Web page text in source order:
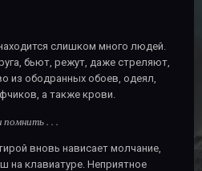
слишком много людей.
бьют, режут, даже стреляют,
из ободранных обоев, одеял,
а также крови.
. . .
вновь нависает молчание,
на клавиатуре. Неприятное